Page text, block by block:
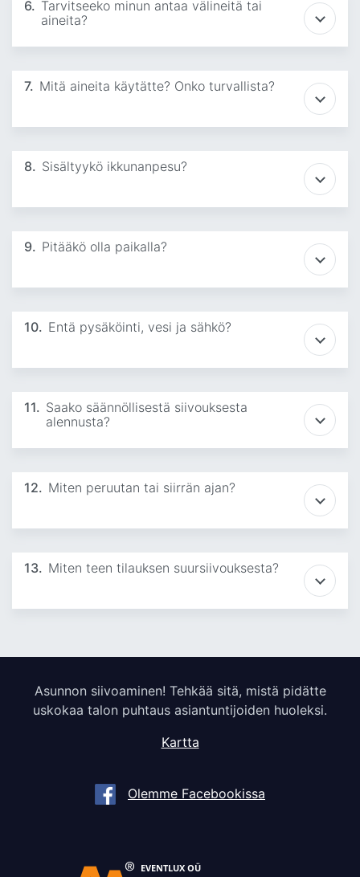
6. Tarvitseeko minun antaa välineitä tai
aineita?
7. Mitä aineita käytätte? Onko turvallista?
8. Sisältyykö ikkunanpesu?
9. Pitääkö olla paikalla?
10. Entä pysäköinti, vesi ja sähkö?
11. Saako säännöllisestä siivouksesta
alennusta?
12. Miten peruutan tai siirrän ajan?
13. Miten teen tilauksen suursiivouksesta?
Asunnon siivoaminen! Tehkää sitä, mistä pidätte
uskokaa talon puhtaus asiantuntijoiden huoleksi.
Kartta
Olemme Facebookissa